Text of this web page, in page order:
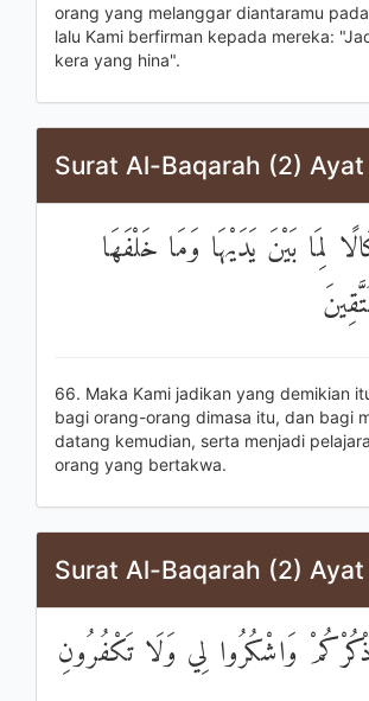
orang yang melanggar diantaramu
lalu Kami berfirman kepada mereka:
kera yang hina".
Surat Al-Baqarah (2)
لِمَا بَيْنَ يَدَيْهَا وَمَا خَلْفَهَا
66. Maka Kami jadikan yang demikian
bagi orang-orang dimasa itu, dan bagi
datang kemudian, serta menjadi
orang yang bertakwa.
Surat Al-Baqarah (2) Ayat
وَاشْكُرُوا لِي وَلَا تَكْفُرُونِ